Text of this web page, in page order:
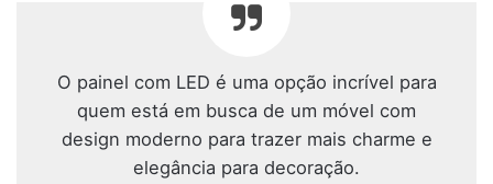
O painel com LED é uma opção incrível para
quem está em busca de um móvel com
design moderno para trazer mais charme e
elegância para decoração.